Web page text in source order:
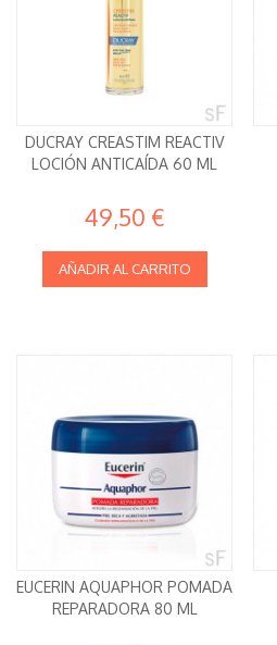
DUCRAY CREASTIM REACTIV
LOCIÓN ANTICAÍDA 60 ML
49,50 €
AÑADIR AL CARRITO
EUCERIN AQUAPHOR POMADA
REPARADORA 80 ML